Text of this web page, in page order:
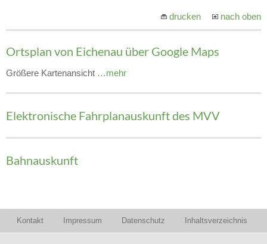
drucken nach oben
Ortsplan von Eichenau über Google Maps
Größere Kartenansicht …mehr
Elektronische Fahrplanauskunft des MVV
Bahnauskunft
Kontakt Impressum Datenschutz Inhaltsverzeichnis